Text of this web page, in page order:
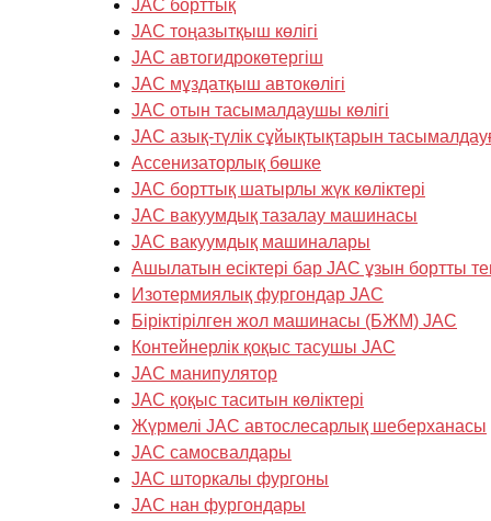
JAC борттық
JAC тоңазытқыш көлігі
JAC автогидрокөтергіш
JAC мұздатқыш автокөлігі
JAC отын тасымалдаушы көлігі
JAC азық-түлік сұйықтықтарын
Ассенизаторлық бөшке
JAC борттық шатырлы жүк көліктері
JAC вакуумдық тазалау машинасы
JAC вакуумдық машиналары
Ашылатын есіктері бар JAC ұзын бортты
Изотермиялық фургондар JAC
Біріктірілген жол машинасы (БЖМ) JAC
Контейнерлік қоқыс тасушы JAC
JAC манипулятор
JAC қоқыс таситын көліктері
Жүрмелі JAC автослесарлық шеберханасы
JAC самосвалдары
JAC шторкалы фургоны
JAC нан фургондары